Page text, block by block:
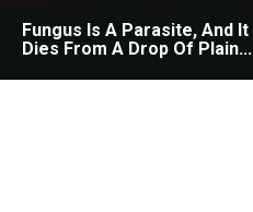
Fungus Is A Parasite, And It
Dies From A Drop Of Plain...